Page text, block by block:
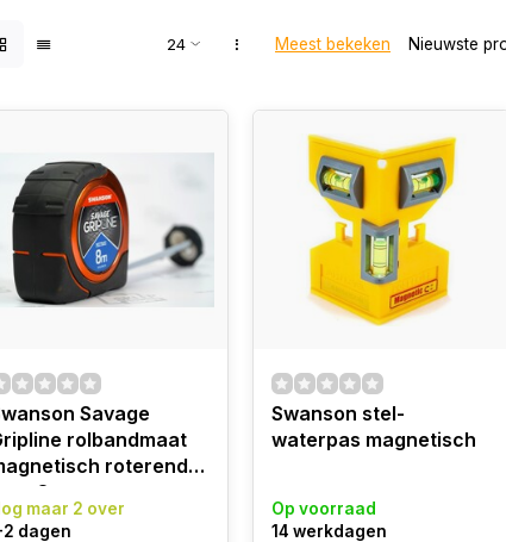
Meest bekeken Nieuwste
Savage
rolbandmaat
roterend
punt 8 m
maar 2 over
2 dagen
Swanson stel-
waterpas magnetisch
Op voorraad
14 werkdagen